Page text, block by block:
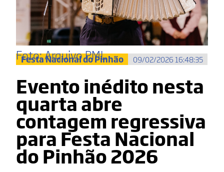
Foto: Arquivo PML
Festa Nacional do Pinhão 09/02/2026 16:48:35
Evento inédito nesta
quarta abre
contagem regressiva
para Festa Nacional
do Pinhão 2026